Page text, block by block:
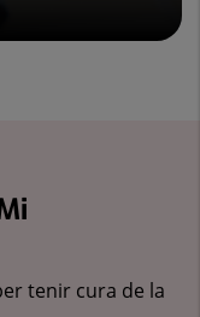
tenir cura de la